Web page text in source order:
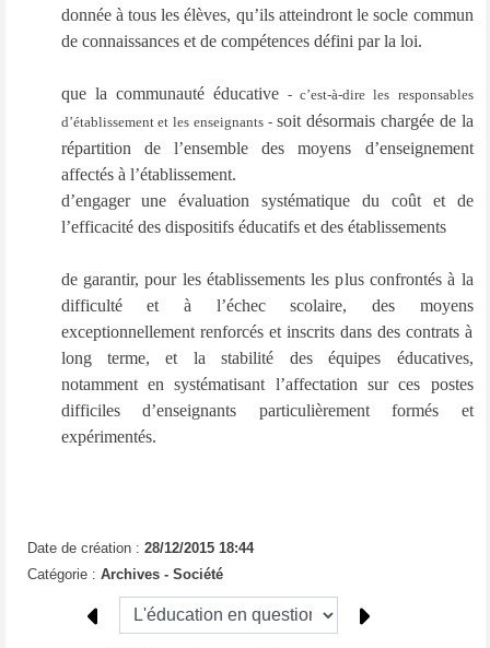
donnée à tous les élèves, qu’ils atteindront le socle commun
de connaissances et de compétences défini par la loi.
que la communauté éducative- c’est-à-dire les responsables
d’établissement et les enseignants -soit désormais chargée de la
répartition de l’ensemble des moyens d’enseignement
affectés à l’établissement.
d’engager une évaluation systématique du coût et de
l’efficacité des dispositifs éducatifs et des établissements
de garantir, pour les établissements les plus confrontés à la
difficulté et à l’échec scolaire, des moyens
exceptionnellement renforcés et inscrits dans des contrats à
long terme, et la stabilité des équipes éducatives,
notamment en systématisant l’affectation sur ces postes
difficiles d’enseignants particulièrement formés et
expérimentés.
Date de création : 28/12/2015 18:44
Catégorie : Archives - Société